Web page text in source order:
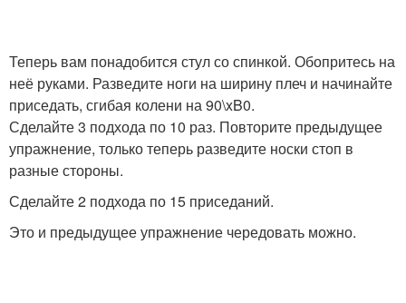
Теперь вам понадобится стул со спинкой. Обопритесь на
неё руками. Разведите ноги на ширину плеч и начинайте
приседать, сгибая колени на 90\xB0.
Сделайте 3 подхода по 10 раз. Повторите предыдущее
упражнение, только теперь разведите носки стоп в
разные стороны.
Сделайте 2 подхода по 15 приседаний.
Это и предыдущее упражнение чередовать можно.